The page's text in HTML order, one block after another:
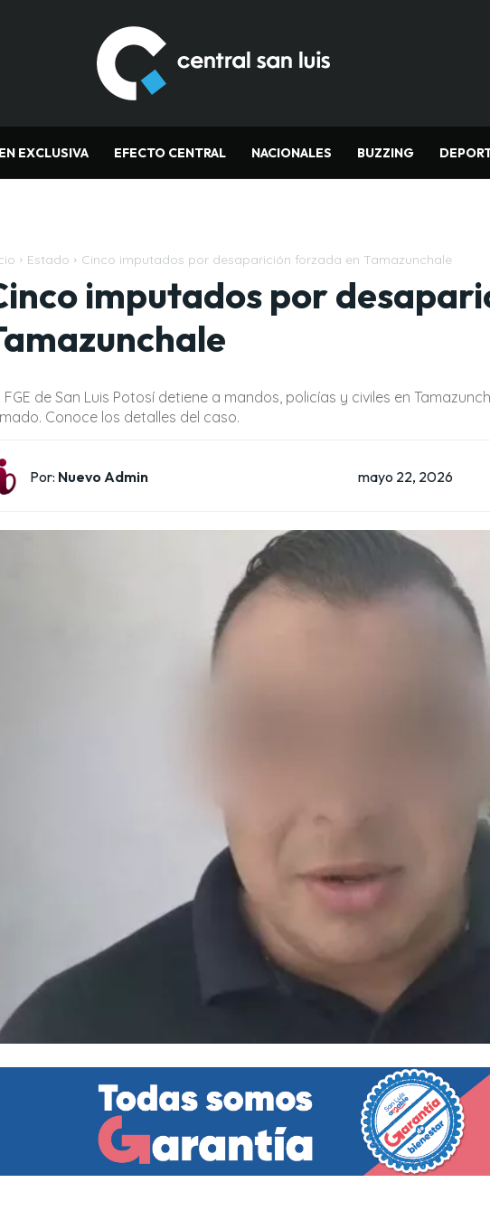
EN EXCLUSIVA EFECTO CENTRAL NACIONALES BUZZING
Estado Cinco imputados por desaparición forzada en Tamazunchale
imputados por
FGE de San Luis Potosí detiene a mandos, policías y civiles en
Conoce los detalles del caso.
Por: Nuevo Admin mayo 22, 2026